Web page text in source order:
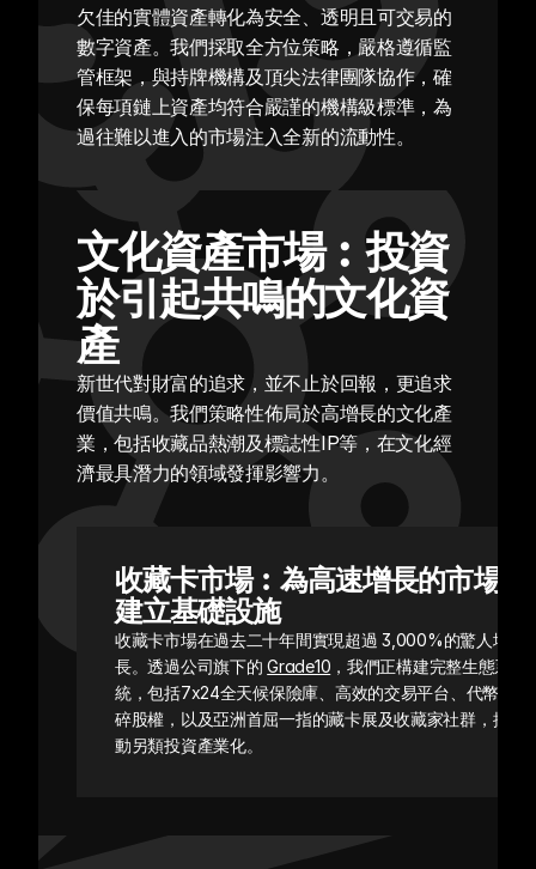
欠佳的實體資產轉化為安全、透明且可交易的
數字資產。我們採取全方位策略，嚴格遵循監
管框架，與持牌機構及頂尖法律團隊協作，確
保每項鏈上資產均符合嚴謹的機構級標準，為
過往難以進入的市場注入全新的流動性。
文化資產市場︰投資
於引起共鳴的文化資
產
新世代對財富的追求，並不止於回報，更追求
價值共鳴。我們策略性佈局於高增長的文化產
業，包括收藏品熱潮及標誌性IP等，在文化經
濟最具潛力的領域發揮影響力。
收藏卡市場︰為高速增長的市場
建立基礎設施
收藏卡市場在過去二十年間實現超過 3,000%的驚人增
長。透過公司旗下的 Grade10 ，我們正構建完整生態系
統，包括7x24全天候保險庫、高效的交易平台、代幣化
碎股權，以及亞洲首屈一指的藏卡展及收藏家社群，推
動另類投資產業化。